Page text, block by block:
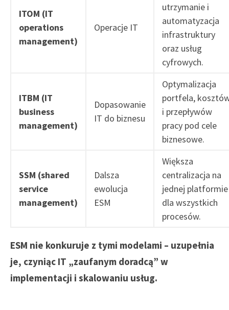
ITOM (IT
operations
management)
Operacje IT
utrzymanie i
automatyzacja
infrastruktury
oraz usług
cyfrowych.
ITBM (IT
business
management)
Dopasowanie
IT do biznesu
Optymalizacja
portfela,
i przepływów
pracy pod cele
biznesowe.
SSM (shared
service
management)
Dalsza
ewolucja
ESM
Większa
centralizacja na
jednej platformie
dla wszystkich
procesów.
ESM nie konkuruje z tymi modelami – uzupełnia
je, czyniąc IT „zaufanym doradcą” w
implementacji i skalowaniu usług.